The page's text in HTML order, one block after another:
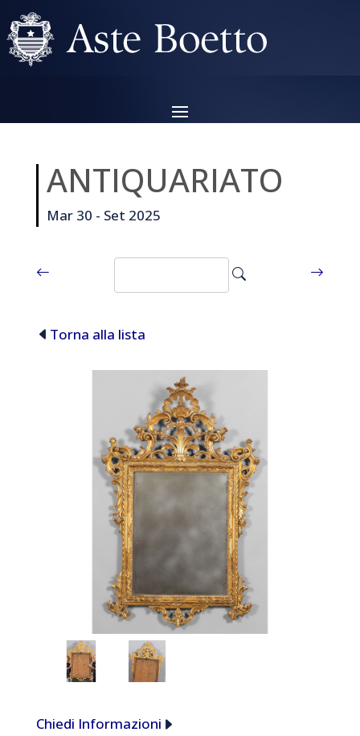
ANTIQUARIATO
Mar 30 - Set 2025
Torna alla lista
Chiedi Informazioni